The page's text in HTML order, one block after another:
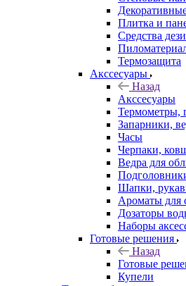
Плитка и
Средства
Термозащита
Аксcесуары
Назад
Аксcесуары
Термометры,
Запарники,
Часы
Черпаки,
Ведра для
Шапки,
Ароматы для
Дозаторы
Наборы
Готовые решения
Назад
Готовые
Купели